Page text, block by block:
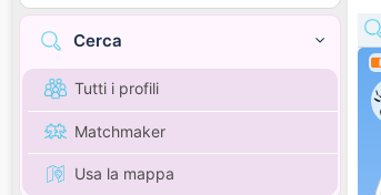
Cerca
Tutti i profili
Matchmaker
Usa la mappa